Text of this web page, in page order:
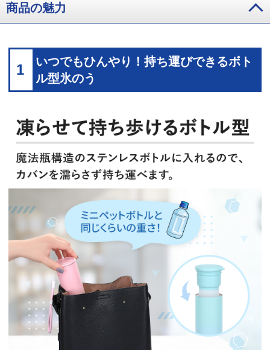
商品の魅力
1
いつでもひんやり！持ち運びできるボト
ル型氷のう